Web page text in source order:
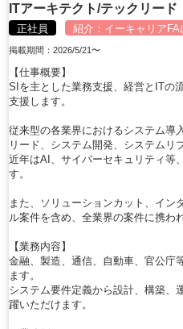
ITアーキテクト/テックリード
正社員 紹介： イーキャリアFA
掲載期間：2026/5/21〜
【仕事概要】
SIを主とした業務支援、経営とITの
支援します。
従来型の各業界におけるシステム導
リード、システム開発、システムリ
近年はAI、サイバーセキュリティ等
す。
また、ソリューションカット、イン
ル案件を含め、全業界の案件に携わ
【業務内容】
金融、製造、通信、自動車、官公庁
ます。
システム要件定義から設計、構築、
躍いただけます。